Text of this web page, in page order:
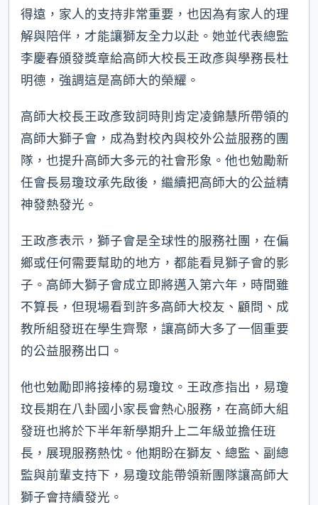
得遠，家人的支持非常重要，也因為有家人的理
解與陪伴，才能讓獅友全力以赴。她並代表總監
李慶春頒發獎章給高師大校長王政彥與學務長杜
明德，強調這是高師大的榮耀。
高師大校長王政彥致詞時則肯定凌錦慧所帶領的
高師大獅子會，成為對校內與校外公益服務的團
隊，也提升高師大多元的社會形象。他也勉勵新
任會長易瓊玟承先啟後，繼續把高師大的公益精
神發熱發光。
王政彥表示，獅子會是全球性的服務社團，在偏
鄉或任何需要幫助的地方，都能看見獅子會的影
子。高師大獅子會成立即將邁入第六年，時間雖
不算長，但現場看到許多高師大校友、顧問、成
教所組發班在學生齊聚，讓高師大多了一個重要
的公益服務出口。
他也勉勵即將接棒的易瓊玟。王政彥指出，易瓊
玟長期在八卦國小家長會熱心服務，在高師大組
發班也將於下半年新學期升上二年級並擔任班
長，展現服務熱忱。他期盼在獅友、總監、副總
監與前輩支持下，易瓊玟能帶領新團隊讓高師大
獅子會持續發光。